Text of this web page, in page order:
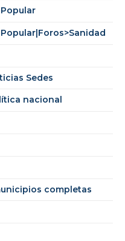
Sedes
nacional
completas